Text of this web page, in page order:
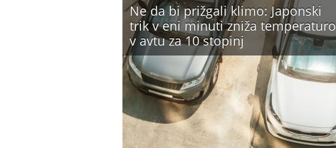
Ne da bi prižgali klimo: Japonski
trik v eni minuti zniža temperaturo
v avtu za 10 stopinj